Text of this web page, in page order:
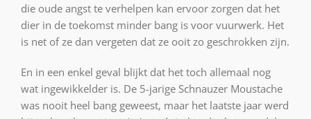
die oude angst te verhelpen kan ervoor zorgen dat het
dier in de toekomst minder bang is voor vuurwerk. Het
is net of ze dan vergeten dat ze ooit zo geschrokken zijn.
En in een enkel geval blijkt dat het toch allemaal nog
wat ingewikkelder is. De 5-jarige Schnauzer Moustache
was nooit heel bang geweest, maar het laatste jaar werd